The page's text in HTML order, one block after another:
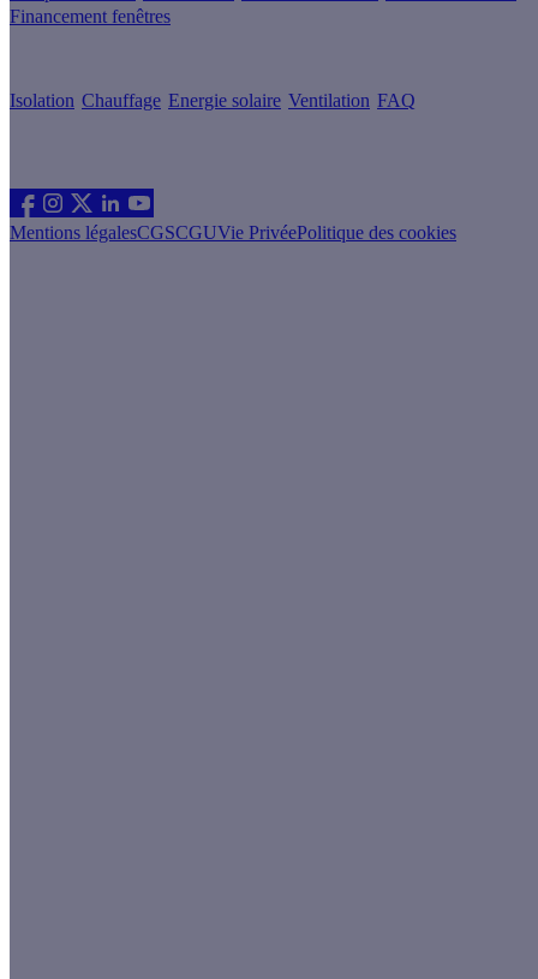
Financement fenêtres
Isolation Chauffage Energie solaire Ventilation FAQ
Mentions légalesCGSCGUVie PrivéePolitique des cookies